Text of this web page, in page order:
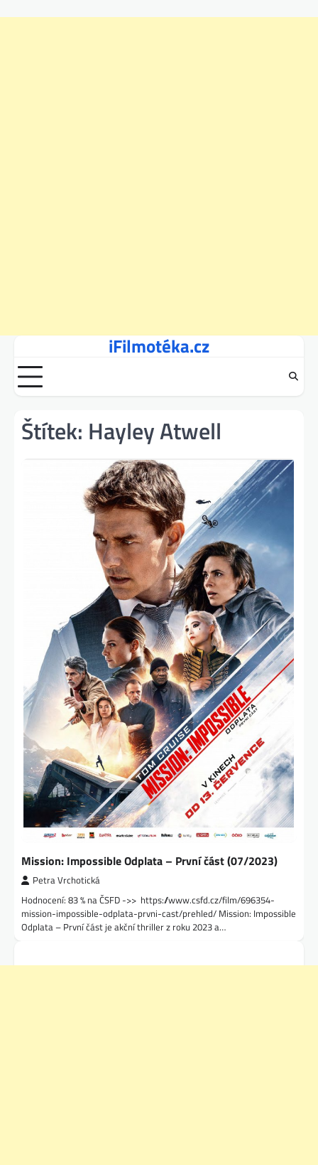
content
iFilmotéka.cz
Štítek: Hayley Atwell
Mission: Impossible Odplata – První část (07/2023)
Petra Vrchotická
Hodnocení: 83 % na ČSFD ->> https://www.csfd.cz/film/696354-
mission-impossible-odplata-prvni-cast/prehled/ Mission: Impossible
Odplata – První část je akční thriller z roku 2023 a…